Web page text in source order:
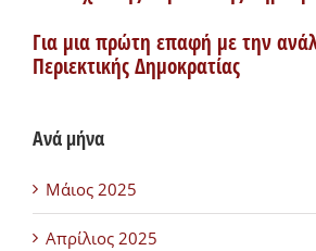
Για μια πρώτη επαφή με την
Περιεκτικής Δημοκρατίας
Ανά μήνα
Μάιος 2025
Απρίλιος 2025